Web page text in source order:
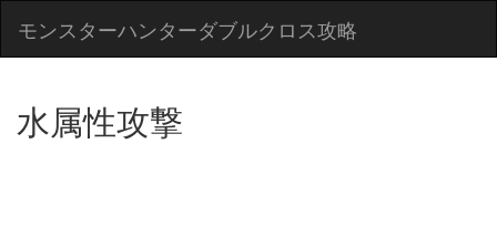
モンスターハンターダブルクロス攻略
水属性攻撃